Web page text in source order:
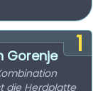
1
Gorenje
die Herdplatte